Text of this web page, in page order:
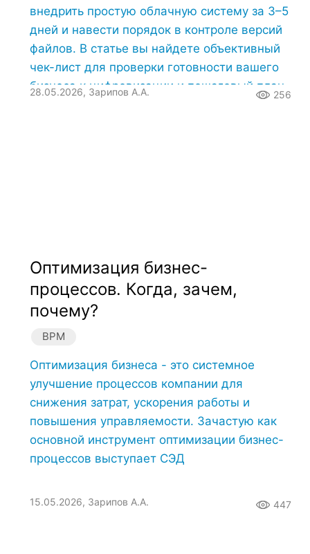
внедрить простую облачную систему за 3–5
дней и навести порядок в контроле версий
файлов. В статье вы найдете объективный
чек-лист для проверки готовности вашего
бизнеса к цифровизации и пошаговый план
28.05.2026, Зарипов А.А. 256
Оптимизация бизнес-
процессов. Когда, зачем,
почему?
BPM
Оптимизация бизнеса - это системное
улучшение процессов компании для
снижения затрат, ускорения работы и
повышения управляемости. Зачастую как
основной инструмент оптимизации бизнес-
процессов выступает СЭД
15.05.2026, Зарипов А.А. 447